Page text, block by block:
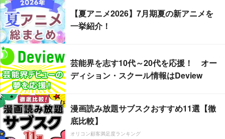
【夏アニメ2026】7月期夏の新アニメを
一挙紹介！
芸能界を志す10代～20代を応援！ オー
ディション・スクール情報はDeview
漫画読み放題サブスクおすすめ11選【徹
底比較】
オリコン顧客満足度ランキング